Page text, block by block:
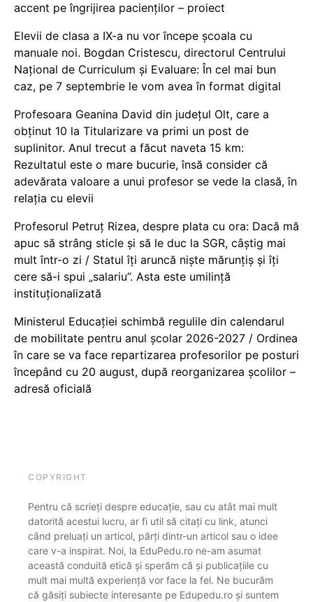
accent pe îngrijirea pacienților – proiect
Elevii de clasa a IX-a nu vor începe școala cu
manuale noi. Bogdan Cristescu, directorul Centrului
Național de Curriculum și Evaluare: În cel mai bun
caz, pe 7 septembrie le vom avea în format digital
Profesoara Geanina David din județul Olt, care a
obținut 10 la Titularizare va primi un post de
suplinitor. Anul trecut a făcut naveta 15 km:
Rezultatul este o mare bucurie, însă consider că
adevărata valoare a unui profesor se vede la clasă, în
relația cu elevii
Profesorul Petruț Rizea, despre plata cu ora: Dacă mă
apuc să strâng sticle și să le duc la SGR, câștig mai
mult într-o zi / Statul îți aruncă niște mărunțiș și îți
cere să-i spui „salariu”. Asta este umilință
instituționalizată
Ministerul Educației schimbă regulile din calendarul
de mobilitate pentru anul școlar 2026-2027 / Ordinea
în care se va face repartizarea profesorilor pe posturi
începând cu 20 august, după reorganizarea școlilor –
adresă oficială
COPYRIGHT
Pentru că scrieți despre educație, sau cu atât mai mult
datorită acestui lucru, ar fi util să citați cu link, atunci
când preluați un articol, părți dintr-un articol sau o idee
care v-a inspirat. Noi, la EduPedu.ro ne-am asumat
această conduită etică și sperăm că și publicațiile cu
mult mai multă experiență vor face la fel. Ne bucurăm
că găsiți subiecte interesante pe Edupedu.ro și suntem